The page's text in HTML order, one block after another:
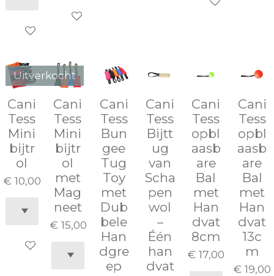
In winkelwagen
In winkelwagen
Cani
Tess
Mini
bijtr
ol
€ 10,00
In winkelwagen
Uitverkocht
Cani
Tess
Mini
bijtr
ol
met
Mag
neet
€ 15,00
Cani
Tess
Bun
gee
Tug
Toy
met
Dub
bele
Han
dgre
ep
Cani
Tess
Bijtt
ug
van
Scha
pen
wol
–
Één
han
dvat
Cani
Tess
opbl
aasb
are
Bal
met
Han
dvat
8cm
€ 17,00
Cani
Tess
opbl
aasb
are
Bal
met
Han
dvat
13c
m
€ 19,00